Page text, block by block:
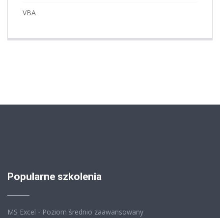
VBA
Popularne szkolenia
MS Excel - Poziom średnio zaawansowany